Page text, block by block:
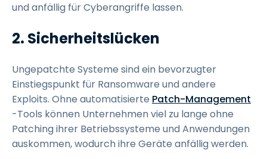
und anfällig für Cyberangriffe lassen.
2. Sicherheitslücken
Ungepatchte Systeme sind ein bevorzugter
Einstiegspunkt für Ransomware und andere
Exploits. Ohne automatisierte Patch-Management
-Tools können Unternehmen viel zu lange ohne
Patching ihrer Betriebssysteme und Anwendungen
auskommen, wodurch ihre Geräte anfällig werden.